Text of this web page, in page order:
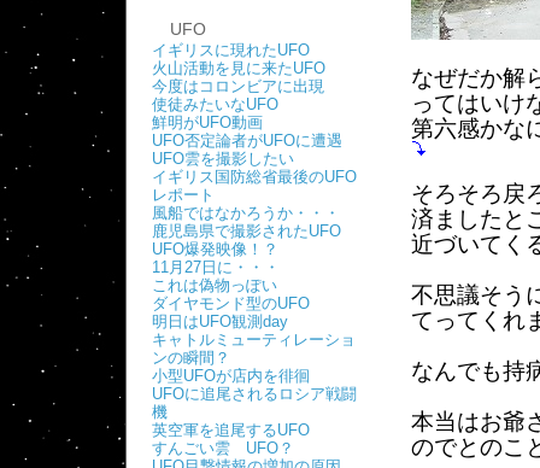
UFO
イギリスに現れたUFO
火山活動を見に来たUFO
今度はコロンビアに出現
使徒みたいなUFO
鮮明がUFO動画
UFO否定論者がUFOに遭遇
UFO雲を撮影したい
イギリス国防総省最後のUFO
レポート
風船ではなかろうか・・・
鹿児島県で撮影されたUFO
UFO爆発映像！？
11月27日に・・・
これは偽物っぽい
ダイヤモンド型のUFO
明日はUFO観測day
キャトルミューティレーショ
ンの瞬間？
小型UFOが店内を徘徊
UFOに追尾されるロシア戦闘
機
英空軍を追尾するUFO
すんごい雲 UFO？
なぜだか解
ってはいけ
第六感かな
そろそろ戻
済ましたと
近づいてく
不思議そう
てってくれ
なんでも持
本当はお爺
のでとのこ